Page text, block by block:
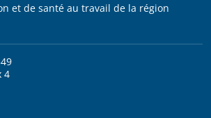
et de santé au travail de la région
4